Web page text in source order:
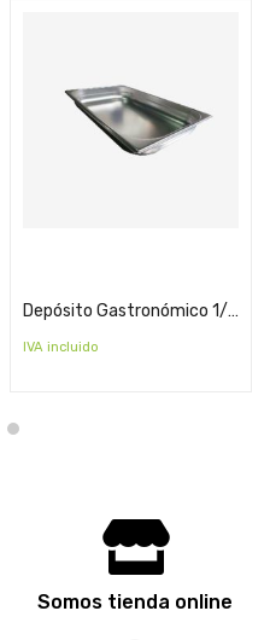
Depósito Gastronómico 1/1×6
IVA incluido
Somos tienda online